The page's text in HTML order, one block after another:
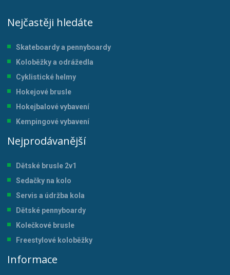
Nejčastěji hledáte
Skateboardy a pennyboardy
Koloběžky a odrážedla
Cyklistické helmy
Hokejové brusle
Hokejbalové vybavení
Kempingové vybavení
Nejprodávanější
Dětské brusle 2v1
Sedačky na kolo
Servis a údržba kola
Dětské pennyboardy
Kolečkové brusle
Freestylové koloběžky
Informace